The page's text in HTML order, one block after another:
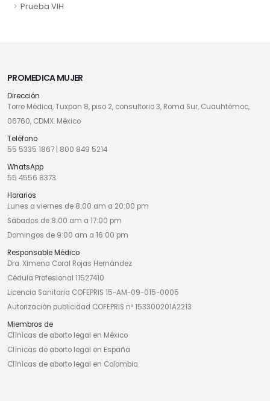
Prueba VIH
PROMEDICA MUJER
Dirección
Torre Médica, Tuxpan 8, piso 2, consultorio 3, Roma Sur, Cuauhtémoc,
06760, CDMX. México
Teléfono
55 5335 1867
800 849 5214
WhatsApp
55 4556 8373
Horarios
Lunes a viernes de 8:00 am a 20:00 pm
Sábados de 8:00 am a 17:00 pm
Domingos de 9:00 am a 16:00 pm
Responsable Médico
Dra. Ximena Coral Rojas Hernández
Cédula Profesional 11527410
Licencia Sanitaria COFEPRIS 15-AM-09-015-0005
Autorización publicidad COFEPRIS nº 153300201A2213
Miembros de
Clínicas de aborto legal en México
Clínicas de aborto legal en España
Clínicas de aborto legal en Colombia